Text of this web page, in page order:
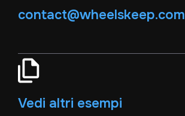
contact@wheelskeep.com
Vedi altri esempi